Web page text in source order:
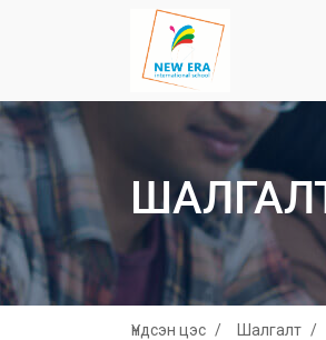
Үндсэн цэс Шалгалт